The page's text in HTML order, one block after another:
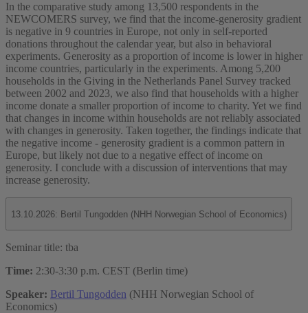
In the comparative study among 13,500 respondents in the
NEWCOMERS survey, we find that the income-generosity gradient
is negative in 9 countries in Europe, not only in self-reported
donations throughout the calendar year, but also in behavioral
experiments. Generosity as a proportion of income is lower in higher
income countries, particularly in the experiments. Among 5,200
households in the Giving in the Netherlands Panel Survey tracked
between 2002 and 2023, we also find that households with a higher
income donate a smaller proportion of income to charity. Yet we find
that changes in income within households are not reliably associated
with changes in generosity. Taken together, the findings indicate that
the negative income - generosity gradient is a common pattern in
Europe, but likely not due to a negative effect of income on
generosity. I conclude with a discussion of interventions that may
increase generosity.
13.10.2026: Bertil Tungodden (NHH Norwegian School of Economics)
Seminar title: tba
Time: 2:30-3:30 p.m. CEST (Berlin time)
Speaker: Bertil Tungodden (NHH Norwegian School of
Economics)